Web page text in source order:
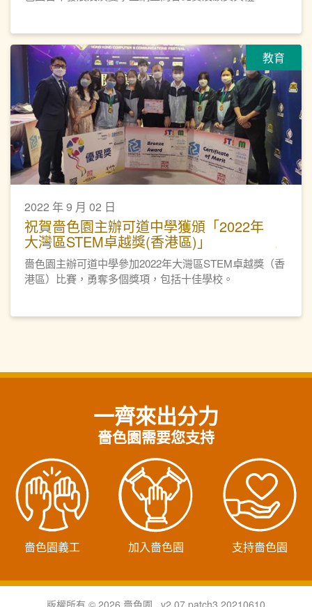
教育
2022 年 9 月 02 日
祝賀嗇色園主辦可道中學獲頒「2022年
大灣區STEM卓越獎(香港區)」
嗇色園主辦可道中學參加2022年大灣區STEM卓越獎（香
港區）比賽，勇奪多個獎項，包括十佳學校。
一齊來出分力
嗇色園需要您支持
嗇色園義工 加入嗇色園 支持嗇色園
版權所有 © 2026 嗇色園 v2.07.patch3.20210610